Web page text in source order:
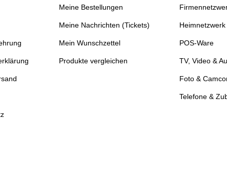
Meine Bestellungen
Meine Nachrichten (Tickets)
Mein Wunschzettel
Produkte vergleichen
POS-Ware
TV, Video &
Foto &
Telefone &